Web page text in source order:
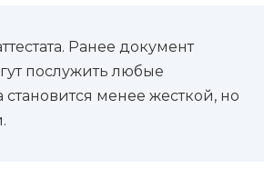
Ранее документ
послужить любые
менее жесткой, но